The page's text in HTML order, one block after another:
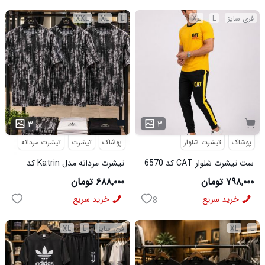
L
XL
XXL
۳
پوشاک تیشرت تیشرت مردانه
تیشرت مردانه مدل Katrin کد
6579
۶۸۸,۰۰۰ تومان
خرید سریع
فری سایز L
XL
۳
پوشاک تیشرت شلوار
ست تیشرت شلوار CAT کد 6570
۷۹۸,۰۰۰ تومان
خرید سریع 8
فری سایز L
XL L
XL